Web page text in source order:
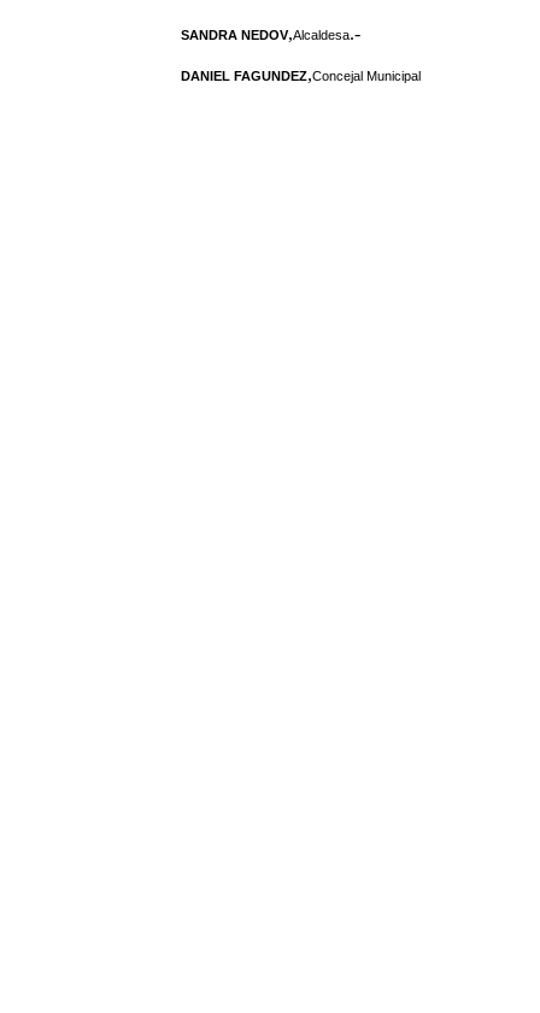
SANDRA NEDOV,Alcaldesa.-
DANIEL FAGUNDEZ,Concejal Municipal